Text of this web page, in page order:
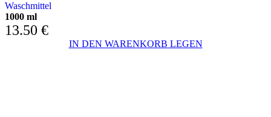
Waschmittel
1000 ml
13.50 €
IN DEN WARENKORB LEGEN